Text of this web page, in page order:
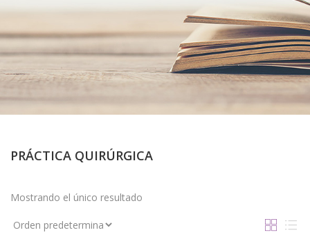
PRÁCTICA QUIRÚRGICA
Mostrando el único resultado